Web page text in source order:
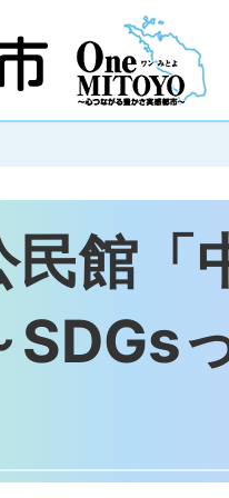
民館「
SDGs